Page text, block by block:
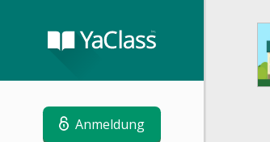
Anmeldung